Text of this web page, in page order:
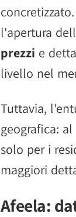
l'apertura
prezzi e
livello nel
Tuttavia,
geografica:
solo per i
maggiori
Afeela: